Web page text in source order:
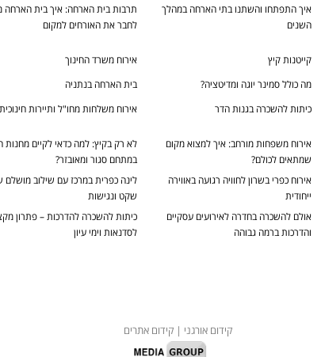
איך התפתחו והשתנו בתי הארחה במהלך
השנים
תרבות בית הארחה: איך בית הארחה
לחבר את האורחים למקום
קייטנות קיץ אירוח משרד החינוך
מה כולל סמינר יוגה ומדיטציה? בית הארחה בנתניה
כיתות להשכרה בגנות הדר אירוח משלחות מחו"ל ותיירות חינוכית
אירוח משפחות מורחב: איך למצוא מקום
שמתאים לכולם?
לא רק בקיץ: למה כדאי לקיים מחנות
במתחם סגור ומאובזר?
אירוח כפרי בשרון לחוויה רגועה באווירה
ייחודית
לינה כפרית במרכז עם שילוב מושלם
שקט ונגישות
אולם להשכרה בחדרה לאירועים עסקיים
והדרכות ברמה גבוהה
כיתות להשכרה להדרכות – פתרון
לסדנאות וימי עיון
קידום אורגני | קידום אתרים